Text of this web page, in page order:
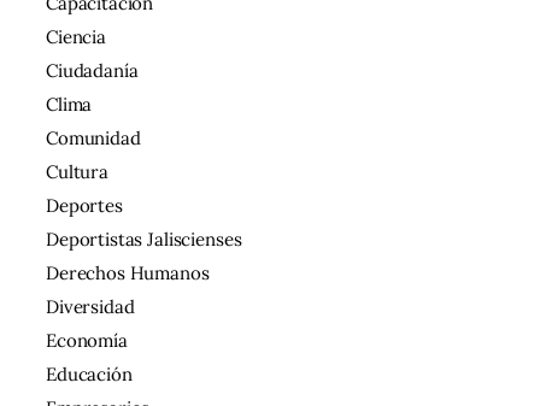
Ciencia
Ciudadanía
Clima
Comunidad
Cultura
Deportes
Deportistas Jaliscienses
Derechos Humanos
Diversidad
Economía
Educación